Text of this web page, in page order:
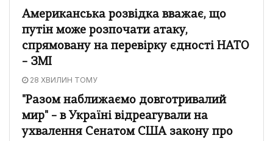
Американська розвідка вважає, що
путін може розпочати атаку,
спрямовану на перевірку єдності НАТО
– ЗМІ
28 ХВИЛИН ТОМУ
"Разом наближаємо довготривалий
мир" – в Україні відреагували на
ухвалення Сенатом США закону про